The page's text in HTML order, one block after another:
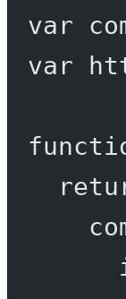
var
var